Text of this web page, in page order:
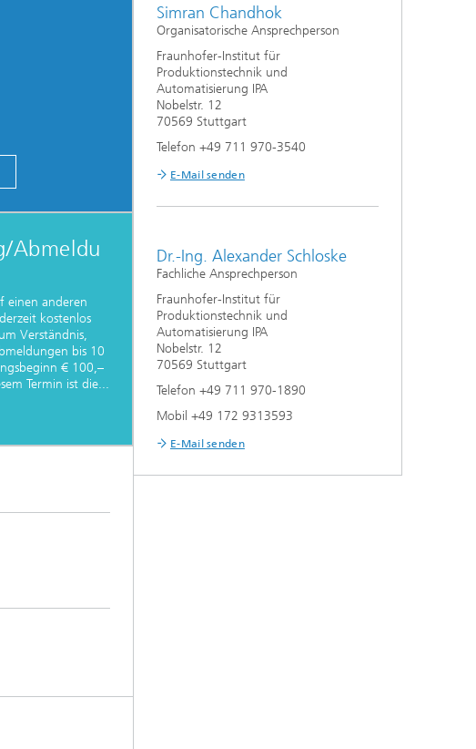
Abmeldu
einen anderen
kostenlos
Verständnis,
bis 10
€ 100,–
Termin ist die...
Simran Chandhok
Organisatorische Ansprechperson
Fraunhofer-Institut für
Produktionstechnik und
Automatisierung IPA
Nobelstr. 12
70569 Stuttgart
Telefon +49 711 970-3540
E-Mail senden
Dr.-Ing. Alexander Schloske
Fachliche Ansprechperson
Fraunhofer-Institut für
Produktionstechnik und
Automatisierung IPA
Nobelstr. 12
70569 Stuttgart
Telefon +49 711 970-1890
Mobil +49 172 9313593
E-Mail senden